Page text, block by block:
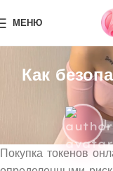
МЕНЮ
Как
Покупка токенов